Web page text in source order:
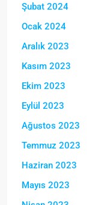
Şubat 2024
Ocak 2024
Aralık 2023
Kasım 2023
Ekim 2023
Eylül 2023
Ağustos 2023
Temmuz 2023
Haziran 2023
Mayıs 2023